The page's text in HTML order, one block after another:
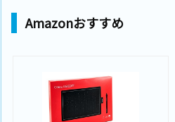
Amazonおすすめ